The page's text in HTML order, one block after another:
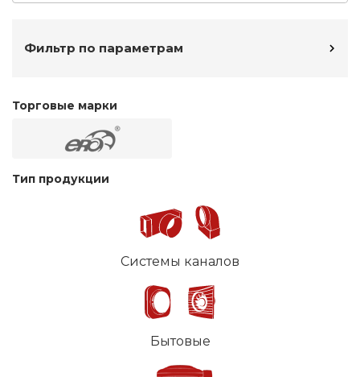
Фильтр по параметрам
Торговые марки
Тип продукции
Системы каналов
Бытовые